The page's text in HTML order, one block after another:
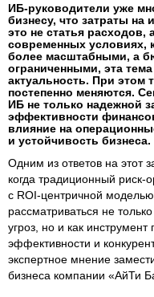
ИБ-руководители уже
бизнесу, что затраты
это не статья
современных условиях,
более масштабными, а
ограниченными, эта
актуальность. При этом
постепенно меняются.
ИБ не только надежной
эффективности
влияние на
и устойчивость бизнеса.
Одним из ответов на этот
когда традиционный риск-
с ROI-центричной
рассматриваться не
угроз, но и как
эффективности и
экспертное мнение
бизнеса компании «АйТи